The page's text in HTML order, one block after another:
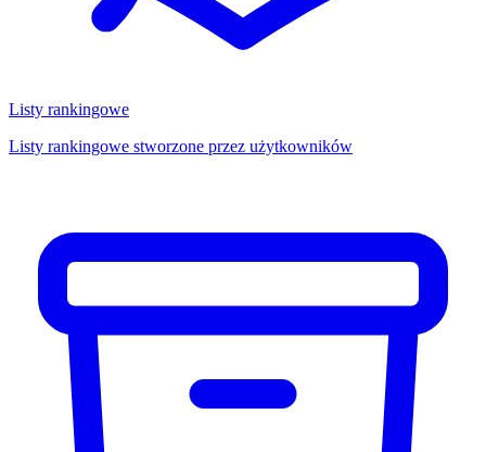
Listy rankingowe
Listy rankingowe stworzone przez użytkowników